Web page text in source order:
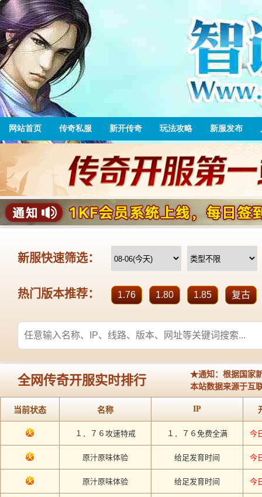
网站首页 传奇私服 新开传奇 玩法攻略 新服发布